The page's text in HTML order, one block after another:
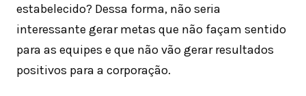
estabelecido? Dessa forma, não seria
interessante gerar metas que não façam sentido
para as equipes e que não vão gerar resultados
positivos para a corporação.